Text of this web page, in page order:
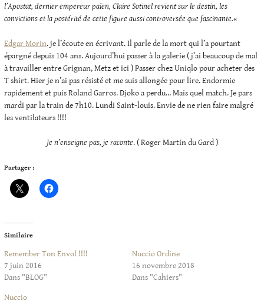
l’Apostat, dernier empereur païen, Claire Sotinel revient sur le destin, les
convictions et la postérité de cette figure aussi controversée que fascinante.«
Edgar Morin. je l’écoute en écrivant. Il parle de la mort qui l’a pourtant
épargné depuis 104 ans. Aujourd’hui passer à la galerie ( j’ai beaucoup de mal
à travailler entre Grignan, Metz et ici ) Passer chez Uniqlo pour acheter des
T shirt. Hier je n’ai pas résisté et me suis allongée pour lire. Endormie
rapidement et puis Roland Garros. Djoko a perdu… Mais quel match. Je pars
mardi par la train de 7h10. Lundi Saint-louis. Envie de ne rien faire malgré
les ventilateurs !!!!
Je n’enseigne pas, je raconte. ( Roger Martin du Gard )
Partager :
Similaire
Remember Ton Envol !!!!
7 juin 2016
Dans "BLOG"
Nuccio Ordine
16 novembre 2018
Dans "Cahiers"
Nuccio